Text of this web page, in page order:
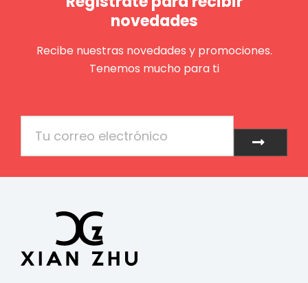
novedades
Recibe nuestras novedades y promociones.
Tenemos mucho para ti
Enviar